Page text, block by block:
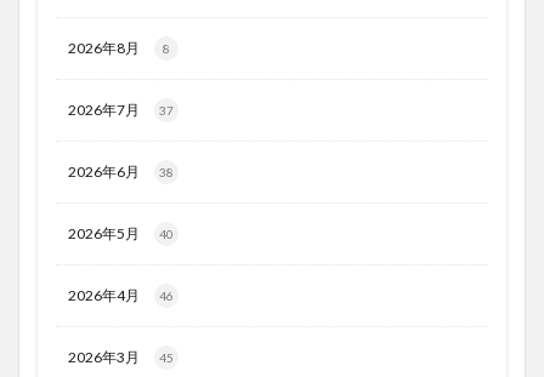
2026年8月 8
2026年7月 37
2026年6月 38
2026年5月 40
2026年4月 46
2026年3月 45